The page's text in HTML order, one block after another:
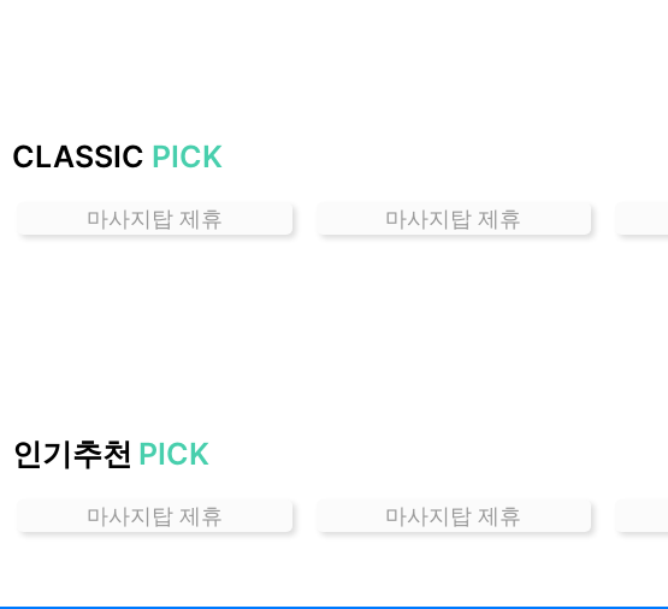
가
격
천
CLASSIC PICK
마사지탑 제휴 마사지탑 제휴
인기추천 PICK
마사지탑 제휴 마사지탑 제휴